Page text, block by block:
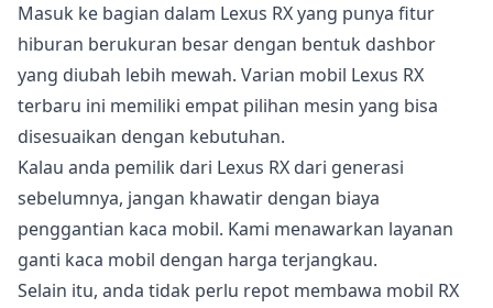
Masuk ke bagian dalam Lexus RX yang punya fitur
hiburan berukuran besar dengan bentuk dashbor
yang diubah lebih mewah. Varian mobil Lexus RX
terbaru ini memiliki empat pilihan mesin yang bisa
disesuaikan dengan kebutuhan.
Kalau anda pemilik dari Lexus RX dari generasi
sebelumnya, jangan khawatir dengan biaya
penggantian kaca mobil. Kami menawarkan layanan
ganti kaca mobil dengan harga terjangkau.
Selain itu, anda tidak perlu repot membawa mobil RX